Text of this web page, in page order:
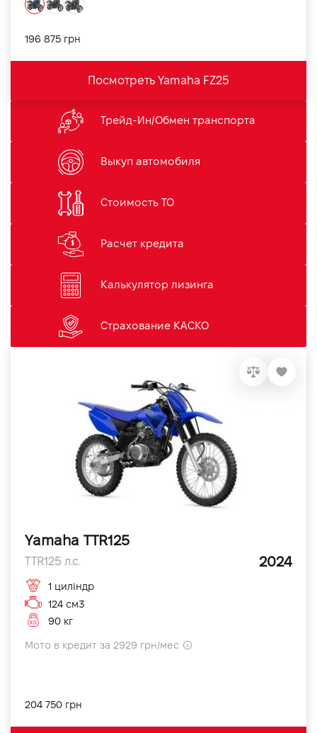
196 875 грн
Посмотреть Yamaha FZ25
Трейд-Ин/Обмен транспорта
Выкуп автомобиля
Стоимость ТО
Расчет кредита
Калькулятор лизинга
Страхование КАСКО
Yamaha TTR125
TTR125 л.с. 2024
1 циліндр
124 см3
90 кг
Мото в кредит за 2929 грн/мес
204 750 грн